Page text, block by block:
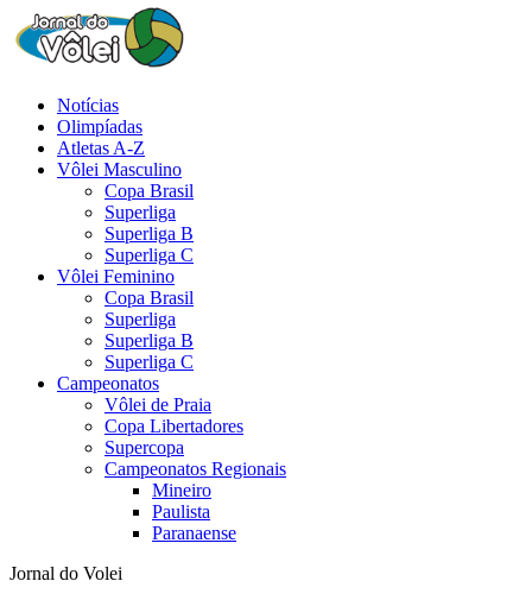
Notícias
Olimpíadas
Atletas A-Z
Vôlei Masculino
Copa Brasil
Superliga
Superliga B
Superliga C
Vôlei Feminino
Copa Brasil
Superliga
Superliga B
Superliga C
Campeonatos
Vôlei de Praia
Copa Libertadores
Supercopa
Campeonatos Regionais
Mineiro
Paulista
Paranaense
Jornal do Volei